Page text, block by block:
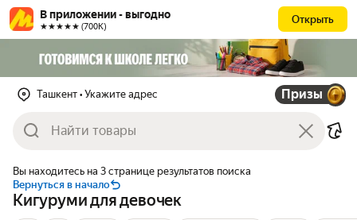
В приложении - выгодно
★★★★★ (700К)
Открыть
Ташкент • Укажите адрес Призы
Вы находитесь на 3 странице результатов поиска
Вернуться в начало
Кигуруми для девочек